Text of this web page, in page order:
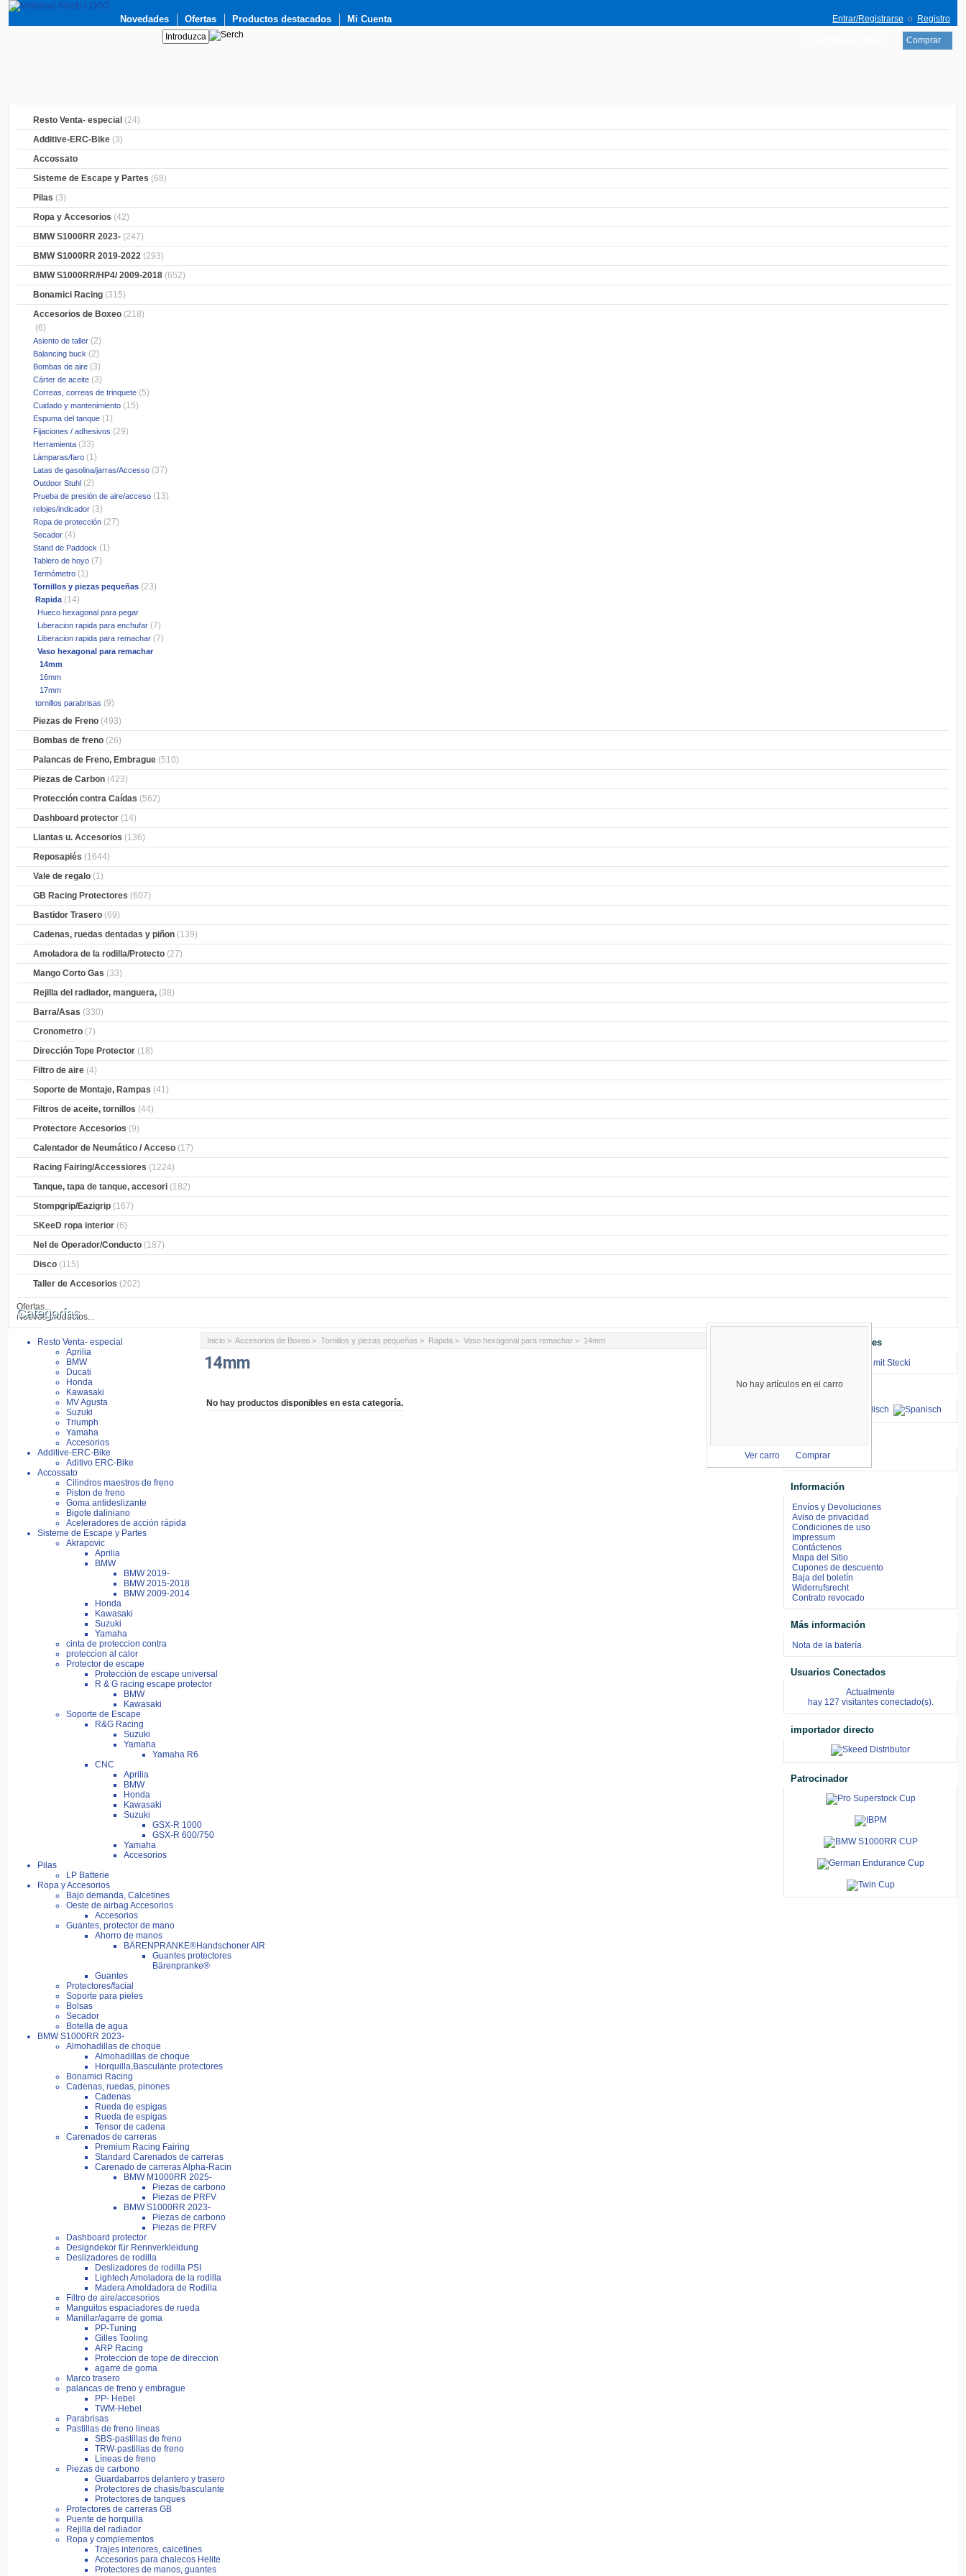
Novedades Ofertas Productos destacados Mi Cuenta Entrar/Registrarse o Registro
Comprar
Resto Venta- especial (24)
Additive-ERC-Bike (3)
Accossato
Sisteme de Escape y Partes (68)
Pilas (3)
Ropa y Accesorios (42)
BMW S1000RR 2023- (247)
BMW S1000RR 2019-2022 (293)
BMW S1000RR/HP4/ 2009-2018 (652)
Bonamici Racing (315)
Accesorios de Boxeo (218)
(6)
Asiento de taller (2)
Balancing buck (2)
Bombas de aire (3)
Cárter de aceite (3)
Correas, correas de trinquete (5)
Cuidado y mantenimiento (15)
Espuma del tanque (1)
Fijaciones / adhesivos (29)
Herramienta (33)
Lámparas/faro (1)
Latas de gasolina/jarras/Accesso (37)
Outdoor Stuhl (2)
Prueba de presión de aire/acceso (13)
relojes/indicador (3)
Ropa de protección (27)
Secador (4)
Stand de Paddock (1)
Tablero de hoyo (7)
Termómetro (1)
Tornillos y piezas pequeñas (23)
Rapida(14)
Hueco hexagonal para pegar
Liberacion rapida para enchufar (7)
Liberacion rapida para remachar (7)
Vaso hexagonal para remachar
14mm
16mm
17mm
tornillos parabrisas (9)
Piezas de Freno (493)
Bombas de freno (26)
Palancas de Freno, Embrague (510)
Piezas de Carbon (423)
Protección contra Caídas (562)
Dashboard protector (14)
Llantas u. Accesorios (136)
Reposapiés (1644)
Vale de regalo (1)
GB Racing Protectores (607)
Bastidor Trasero (69)
Cadenas, ruedas dentadas y piñon (139)
Amoladora de la rodilla/Protecto (27)
Mango Corto Gas (33)
Rejilla del radiador, manguera, (38)
Barra/Asas (330)
Cronometro (7)
Dirección Tope Protector (18)
Filtro de aire (4)
Soporte de Montaje, Rampas (41)
Filtros de aceite, tornillos (44)
Protectore Accesorios (9)
Calentador de Neumático / Acceso (17)
Racing Fairing/Accessiores (1224)
Tanque, tapa de tanque, accesori (182)
Stompgrip/Eazigrip (167)
SKeeD ropa interior (6)
Nel de Operador/Conducto (187)
Disco (115)
Taller de Accesorios (202)
Ofertas...
Nuevos productos...
No hay artículos en el carro
Ver carro Comprar
Categorías
Resto Venta- especial
Aprilia
BMW
Ducati
Honda
Kawasaki
MV Agusta
Suzuki
Triumph
Yamaha
Accesorios
Additive-ERC-Bike
Aditivo ERC-Bike
Accossato
Cilindros maestros de freno
Piston de freno
Goma antideslizante
Bigote daliniano
Aceleradores de acción rápida
Sisteme de Escape y Partes
Akrapovic
Aprilia
BMW
BMW 2019-
BMW 2015-2018
BMW 2009-2014
Honda
Kawasaki
Suzuki
Yamaha
cinta de proteccion contra
proteccion al calor
Protector de escape
Protección de escape universal
R & G racing escape protector
BMW
Kawasaki
Soporte de Escape
R&G Racing
Suzuki
Yamaha
Yamaha R6
CNC
Aprilia
BMW
Honda
Kawasaki
Suzuki
GSX-R 1000
GSX-R 600/750
Yamaha
Accesorios
Pilas
LP Batterie
Ropa y Accesorios
Bajo demanda, Calcetines
Oeste de airbag Accesorios
Accesorios
Guantes, protector de mano
Ahorro de manos
BÄRENPRANKE®Handschoner AIR
Guantes protectores
Bärenpranke®
Guantes
Protectores/facial
Soporte para pieles
Bolsas
Secador
Botella de agua
BMW S1000RR 2023-
Almohadillas de choque
Almohadillas de choque
Horquilla,Basculante protectores
Bonamici Racing
Cadenas, ruedas, pinones
Cadenas
Rueda de espigas
Rueda de espigas
Tensor de cadena
Carenados de carreras
Premium Racing Fairing
Standard Carenados de carreras
Carenado de carreras Alpha-Racin
BMW M1000RR 2025-
Piezas de carbono
Piezas de PRFV
BMW S1000RR 2023-
Piezas de carbono
Piezas de PRFV
Dashboard protector
Designdekor für Rennverkleidung
Deslizadores de rodilla
Deslizadores de rodilla PSI
Lightech Amoladora de la rodilla
Madera Amoldadora de Rodilla
Filtro de aire/accesorios
Manguitos espaciadores de rueda
Manillar/agarre de goma
PP-Tuning
Gilles Tooling
ARP Racing
Proteccion de tope de direccion
agarre de goma
Marco trasero
palancas de freno y embrague
PP- Hebel
TWM-Hebel
Parabrisas
Pastillas de freno lineas
SBS-pastillas de freno
TRW-pastillas de freno
Líneas de freno
Piezas de carbono
Guardabarros delantero y trasero
Protectores de chasis/basculante
Protectores de tanques
Protectores de carreras GB
Puente de horquilla
Rejilla del radiador
Ropa y complementos
Trajes interiores, calcetines
Accesorios para chalecos Helite
Protectores de manos, guantes
Inicio >Accesorios de Boxeo >Tornillos y piezas pequeñas > Rapida >Vaso hexagonal para remachar > 14mm
14mm
No hay productos disponibles en esta categoría.
Enlaces Importantes
⇒ zum Renntraining mit Stecki
Idiomas
Información
Envíos y Devoluciones
Aviso de privacidad
Condiciones de uso
Impressum
Contáctenos
Mapa del Sitio
Cupones de descuento
Baja del boletín
Widerrufsrecht
Contrato revocado
Más información
Nota de la batería
Usuarios Conectados
Actualmente
hay 127 visitantes conectado(s).
importador directo
Patrocinador